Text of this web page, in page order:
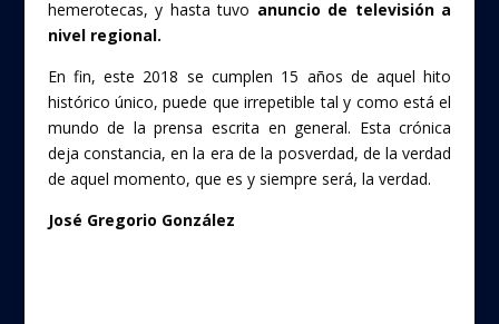
hemerotecas, y hasta tuvo anuncio de televisión a
nivel regional.
En fin, este 2018 se cumplen 15 años de aquel hito
histórico único, puede que irrepetible tal y como está el
mundo de la prensa escrita en general. Esta crónica
deja constancia, en la era de la posverdad, de la verdad
de aquel momento, que es y siempre será, la verdad.
José Gregorio González